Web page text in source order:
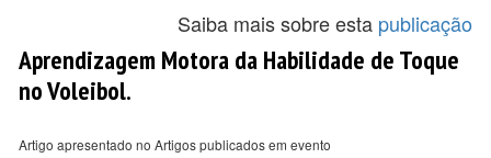
Saiba mais sobre esta publicação
Aprendizagem Motora da Habilidade de Toque
no Voleibol.
Artigo apresentado no Artigos publicados em evento